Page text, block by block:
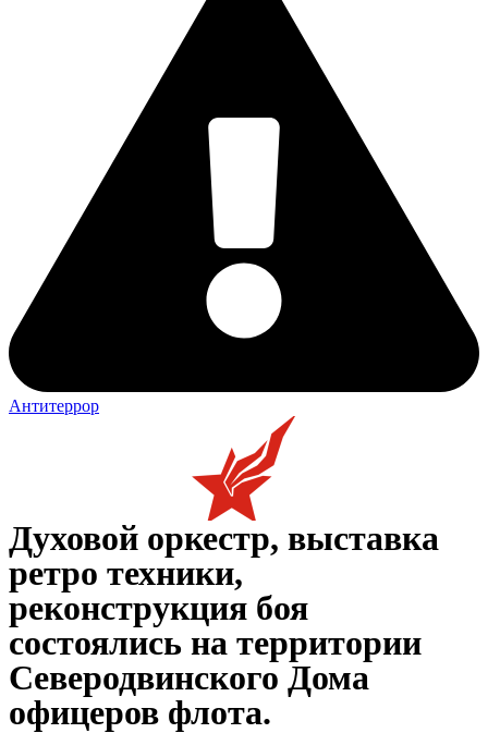
Антитеррор
Духовой оркестр, выставка
ретро техники,
реконструкция боя
состоялись на территории
Северодвинского Дома
офицеров флота.